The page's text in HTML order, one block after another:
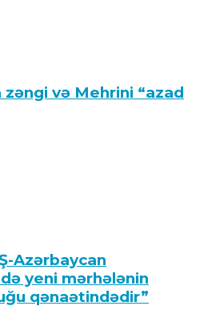
zəngi və Mehrini “azad
Azərbaycan
yeni mərhələnin
qənaətindədir”